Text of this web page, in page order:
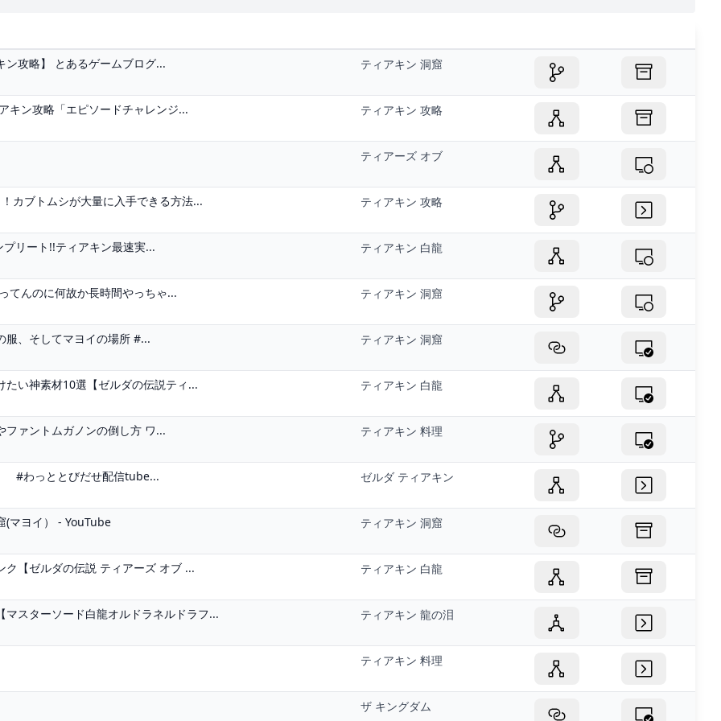
攻略】 とあるゲームブログ... ティアキン 洞窟
キン攻略「エピソードチャレンジ... ティアキン 攻略
ティアーズ オブ
カブトムシが大量に入手できる方法... ティアキン 攻略
リート!!ティアキン最速実... ティアキン 白龍
てんのに何故か長時間やっちゃ... ティアキン 洞窟
服、そしてマヨイの場所 #... ティアキン 洞窟
い神素材10選【ゼルダの伝説ティ... ティアキン 白龍
ァントムガノンの倒し方 ワ... ティアキン 料理
#わっととびだせ配信tube... ゼルダ ティアキン
(マヨイ） - YouTube ティアキン 洞窟
【ゼルダの伝説 ティアーズ オブ ... ティアキン 白龍
スターソード白龍オルドラネルドラフ... ティアキン 龍の泪
ティアキン 料理
ザ キングダム